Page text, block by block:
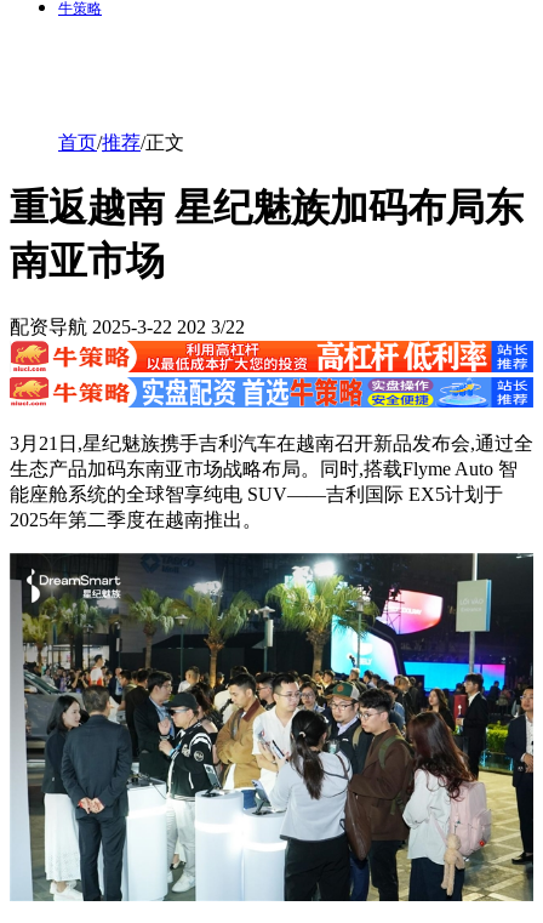
牛策略
首页/推荐/正文
重返越南 星纪魅族加码布局东
南亚市场
配资导航 2025-3-22 202 3/22
3月21日,星纪魅族携手吉利汽车在越南召开新品发布会,通过全
生态产品加码东南亚市场战略布局。同时,搭载Flyme Auto 智
能座舱系统的全球智享纯电 SUV——吉利国际 EX5计划于
2025年第二季度在越南推出。